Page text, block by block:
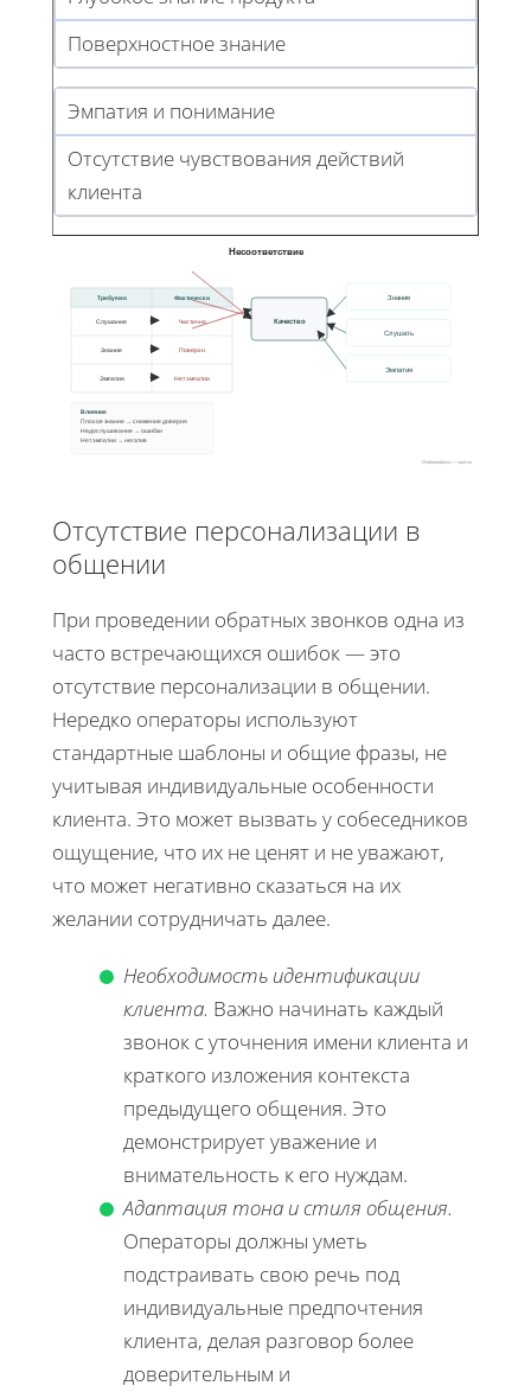
Поверхностное знание
Эмпатия и понимание
Отсутствие чувствования действий
клиента
Несоответствие
Качество
Требуемо Фактически
Слушание Частично
Знание Поверхн
Эмпатия Нет эмпатии
Знание
Слушать
Эмпатия
Влияние
Плохое знание → снижение доверия
Недослушивание → ошибки
Нет эмпатии → негатив
Инфографика — кратко
Отсутствие персонализации в
общении
При проведении обратных звонков одна из
часто встречающихся ошибок — это
отсутствие персонализации в общении.
Нередко операторы используют
стандартные шаблоны и общие фразы, не
учитывая индивидуальные особенности
клиента. Это может вызвать у собеседников
ощущение, что их не ценят и не уважают,
что может негативно сказаться на их
желании сотрудничать далее.
Необходимость идентификации
клиента. Важно начинать каждый
звонок с уточнения имени клиента и
краткого изложения контекста
предыдущего общения. Это
демонстрирует уважение и
внимательность к его нуждам.
Адаптация тона и стиля общения.
Операторы должны уметь
подстраивать свою речь под
индивидуальные предпочтения
клиента, делая разговор более
доверительным и